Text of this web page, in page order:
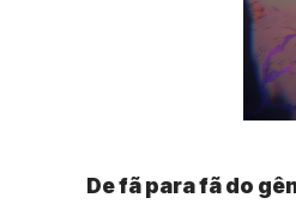
De fã para fã do